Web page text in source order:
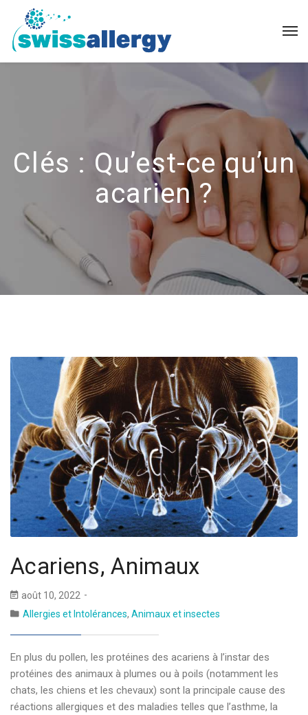
Clés : Qu’est-ce qu’un
acarien ?
Acariens, Animaux
août 10, 2022
Allergies et Intolérances, Animaux et insectes
En plus du pollen, les protéines des acariens à l’instar des
protéines des animaux à plumes ou à poils (notamment les
chats, les chiens et les chevaux) sont la principale cause des
réactions allergiques et des maladies telles que l’asthme, la